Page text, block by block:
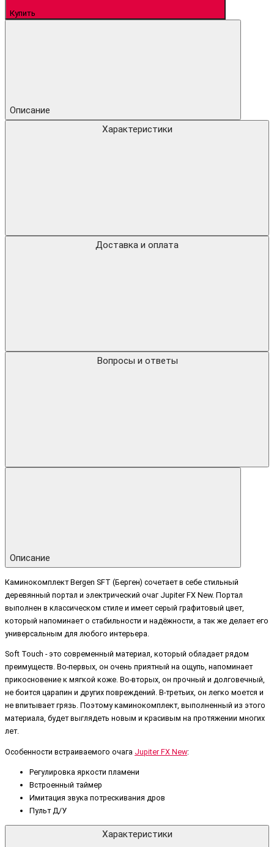
Купить
Описание
Характеристики
Доставка и оплата
Вопросы и ответы
Описание
Каминокомплект Bergen SFT (Берген) сочетает в себе стильный
деревянный портал и электрический очаг Jupiter FX New. Портал
выполнен в классическом стиле и имеет серый графитовый цвет,
который напоминает о стабильности и надёжности, а так же делает его
универсальным для любого интерьера.
Soft Touch - это современный материал, который обладает рядом
преимуществ. Во-первых, он очень приятный на ощупь, напоминает
прикосновение к мягкой коже. Во-вторых, он прочный и долговечный,
не боится царапин и других повреждений. В-третьих, он легко моется и
не впитывает грязь. Поэтому каминокомплект, выполненный из этого
материала, будет выглядеть новым и красивым на протяжении многих
лет.
Особенности встраиваемого очага Jupiter FX New:
Регулировка яркости пламени
Встроенный таймер
Имитация звука потрескивания дров
Пульт Д/У
Характеристики